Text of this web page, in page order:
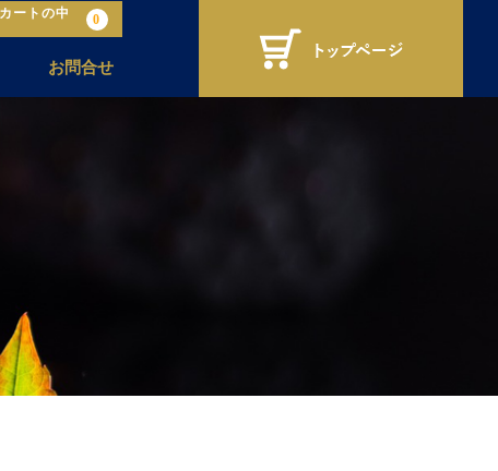
カートの中 0
お問合せ